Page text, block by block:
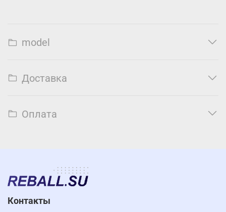
model
Доставка
Оплата
Контакты